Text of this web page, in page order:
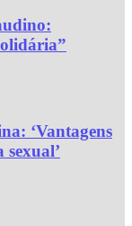
‘Vantagens